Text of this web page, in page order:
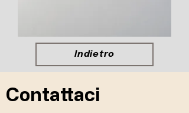
Indietro
Contattaci